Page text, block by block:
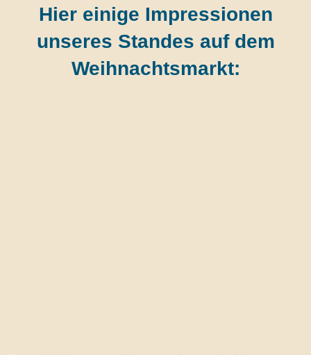
Hier einige Impressionen
unseres Standes auf dem
Weihnachtsmarkt: